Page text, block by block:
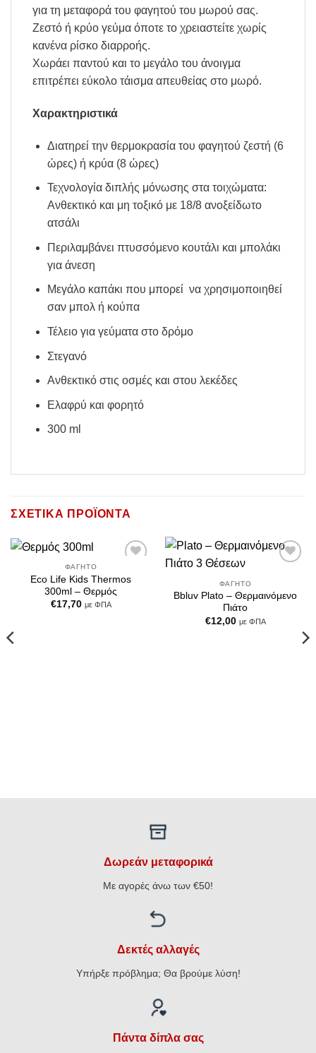
για τη μεταφορά του φαγητού του μωρού σας.
Ζεστό ή κρύο γεύμα όποτε το χρειαστείτε χωρίς
κανένα ρίσκο διαρροής.
Χωράει παντού και το μεγάλο του άνοιγμα
επιτρέπει εύκολο τάισμα απευθείας στο μωρό.
Χαρακτηριστικά
Διατηρεί την θερμοκρασία του φαγητού ζεστή (6
ώρες) ή κρύα (8 ώρες)
Τεχνολογία διπλής μόνωσης στα τοιχώματα:
Ανθεκτικό και μη τοξικό με 18/8 ανοξείδωτο
ατσάλι
Περιλαμβάνει πτυσσόμενο κουτάλι και μπολάκι
για άνεση
Μεγάλο καπάκι που μπορεί να χρησιμοποιηθεί
σαν μπολ ή κούπα
Τέλειο για γεύματα στο δρόμο
Στεγανό
Ανθεκτικό στις οσμές και στου λεκέδες
Ελαφρύ και φορητό
300 ml
ΣΧΕΤΙΚΆ ΠΡΟΪΌΝΤΑ
Wishlist
ΦΑΓΗΤΌ
Eco Life Kids Thermos
300ml – Θερμός
€17,70 με ΦΠΑ
ΦΑΓΗΤΌ
Bbluv Plato – Θερμαινόμενο
Πιάτο
€12,00 με ΦΠΑ
Δωρεάν μεταφορικά
Με αγορές άνω των €50!
Δεκτές αλλαγές
Υπήρξε πρόβλημα; Θα βρούμε λύση!
Πάντα δίπλα σας